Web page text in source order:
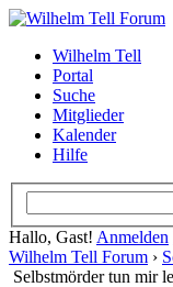
Wilhelm Tell
Portal
Suche
Mitglieder
Kalender
Hilfe
Hallo, Gast! Anmelden
Wilhelm Tell Forum ›
Selbstmörder tun mir